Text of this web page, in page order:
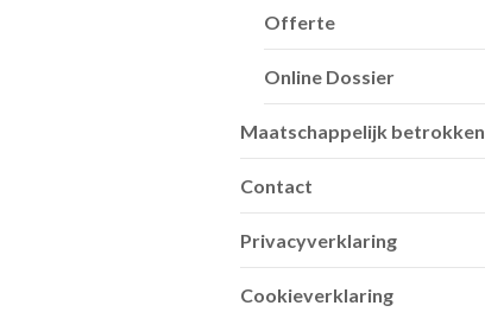
Offerte
Online Dossier
Maatschappelijk betrokken
Contact
Privacyverklaring
Cookieverklaring